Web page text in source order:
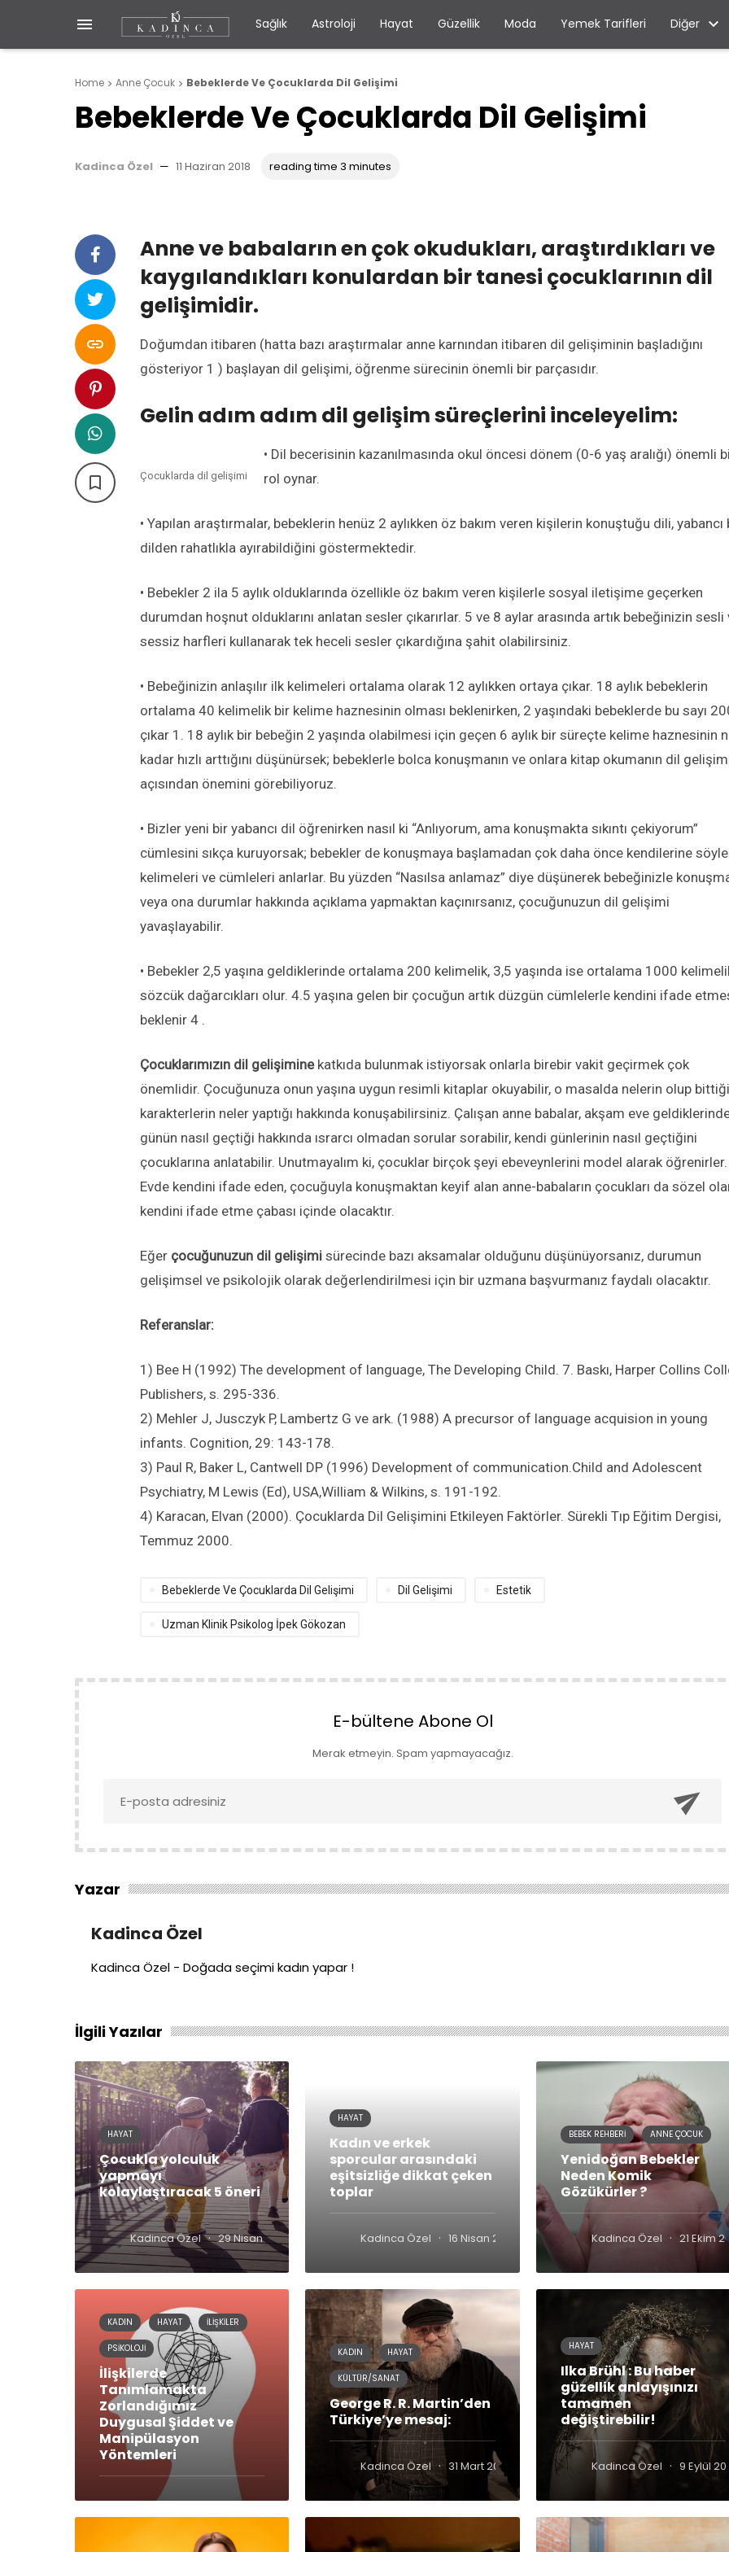
 Sağlık Astroloji Hayat Güzellik Moda Yemek Tarifleri Diğer
Home  Anne Çocuk  Bebeklerde Ve Çocuklarda Dil Gelişimi
Bebeklerde Ve Çocuklarda Dil Gelişimi
Kadinca Özel — 11 Haziran 2018 reading time 3 minutes


Anne ve babaların en çok okudukları, araştırdıkları ve
kaygılandıkları konulardan bir tanesi çocuklarının dil
gelişimidir.
Doğumdan itibaren (hatta bazı araştırmalar anne karnından itibaren dil gelişiminin başladığını
gösteriyor 1 ) başlayan dil gelişimi, öğrenme sürecinin önemli bir parçasıdır.
Gelin adım adım dil gelişim süreçlerini inceleyelim:
Çocuklarda dil gelişimi
• Dil becerisinin kazanılmasında okul öncesi dönem (0-6 yaş aralığı) önemli
rol oynar.
• Yapılan araştırmalar, bebeklerin henüz 2 aylıkken öz bakım veren kişilerin konuştuğu dili, yabancı
dilden rahatlıkla ayırabildiğini göstermektedir.
• Bebekler 2 ila 5 aylık olduklarında özellikle öz bakım veren kişilerle sosyal iletişime geçerken
durumdan hoşnut olduklarını anlatan sesler çıkarırlar. 5 ve 8 aylar arasında artık bebeğinizin sesli
sessiz harfleri kullanarak tek heceli sesler çıkardığına şahit olabilirsiniz.
• Bebeğinizin anlaşılır ilk kelimeleri ortalama olarak 12 aylıkken ortaya çıkar. 18 aylık bebeklerin
ortalama 40 kelimelik bir kelime haznesinin olması beklenirken, 2 yaşındaki bebeklerde bu sayı
çıkar 1. 18 aylık bir bebeğin 2 yaşında olabilmesi için geçen 6 aylık bir süreçte kelime haznesinin
kadar hızlı arttığını düşünürsek; bebeklerle bolca konuşmanın ve onlara kitap okumanın dil
açısından önemini görebiliyoruz.
• Bizler yeni bir yabancı dil öğrenirken nasıl ki “Anlıyorum, ama konuşmakta sıkıntı çekiyorum”
cümlesini sıkça kuruyorsak; bebekler de konuşmaya başlamadan çok daha önce kendilerine
kelimeleri ve cümleleri anlarlar. Bu yüzden “Nasılsa anlamaz” diye düşünerek bebeğinizle
veya ona durumlar hakkında açıklama yapmaktan kaçınırsanız, çocuğunuzun dil gelişimi
yavaşlayabilir.
• Bebekler 2,5 yaşına geldiklerinde ortalama 200 kelimelik, 3,5 yaşında ise ortalama 1000
sözcük dağarcıkları olur. 4.5 yaşına gelen bir çocuğun artık düzgün cümlelerle kendini ifade
beklenir 4 .
Çocuklarımızın dil gelişiminekatkıda bulunmak istiyorsak onlarla birebir vakit geçirmek çok
önemlidir. Çocuğunuza onun yaşına uygun resimli kitaplar okuyabilir, o masalda nelerin olup
karakterlerin neler yaptığı hakkında konuşabilirsiniz. Çalışan anne babalar, akşam eve
günün nasıl geçtiği hakkında ısrarcı olmadan sorular sorabilir, kendi günlerinin nasıl geçtiğini
çocuklarına anlatabilir. Unutmayalım ki, çocuklar birçok şeyi ebeveynlerini model alarak öğrenirler.
Evde kendini ifade eden, çocuğuyla konuşmaktan keyif alan anne-babaların çocukları da sözel
kendini ifade etme çabası içinde olacaktır.
Eğer çocuğunuzun dil gelişimi sürecinde bazı aksamalar olduğunu düşünüyorsanız, durumun
gelişimsel ve psikolojik olarak değerlendirilmesi için bir uzmana başvurmanız faydalı olacaktır.
Referanslar:
1) Bee H (1992) The development of language, The Developing Child. 7. Baskı, Harper Collins
Publishers, s. 295-336.
2) Mehler J, Jusczyk P, Lambertz G ve ark. (1988) A precursor of language acquision in young
infants. Cognition, 29: 143-178.
3) Paul R, Baker L, Cantwell DP (1996) Development of communication.Child and Adolescent
Psychiatry, M Lewis (Ed), USA,William & Wilkins, s. 191-192.
4) Karacan, Elvan (2000). Çocuklarda Dil Gelişimini Etkileyen Faktörler. Sürekli Tıp Eğitim Dergisi,
Temmuz 2000.
Bebeklerde Ve Çocuklarda Dil Gelişimi Dil Gelişimi Estetik
Uzman Klinik Psikolog İpek Gökozan
E-bültene Abone Ol
Merak etmeyin. Spam yapmayacağız.

Yazar
Kadinca Özel
Kadinca Özel - Doğada seçimi kadın yapar !
İlgili Yazılar
HAYAT
Çocukla yolculuk
yapmayı
kolaylaştıracak 5 öneri
Kadinca Özel · 29 Nisan 2018
HAYAT
Kadın ve erkek
sporcular arasındaki
eşitsizliğe dikkat çeken
toplar
Kadinca Özel · 16 Nisan 2018
BEBEK REHBERI ANNE ÇOCUK
Yenidoğan Bebekler
Neden Komik
Gözükürler ?
Kadinca Özel · 21 Ekim
KADIN HAYAT İLIŞKILER
PSIKOLOJI
İlişkilerde
Tanımlamakta
Zorlandığımız
Duygusal Şiddet ve
Manipülasyon
Yöntemleri
Kadinca Özel · 26 Mart 2021
KADIN HAYAT
KÜLTÜR/SANAT
George R. R. Martin’den
Türkiye’ye mesaj:
Kadinca Özel · 31 Mart 2021
HAYAT
Ilka Brühl : Bu haber
güzellik anlayışınızı
tamamen
değiştirebilir!
Kadinca Özel · 9 Eylül 2018